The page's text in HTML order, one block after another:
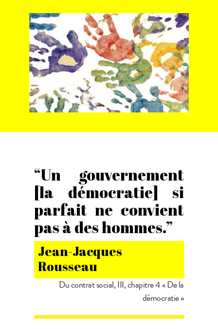
“Un gouvernement
[la démocratie] si
parfait ne convient
pas à des hommes.”
Jean-Jacques
Rousseau
Du contrat social, III, chapitre 4 « De la
démocratie »